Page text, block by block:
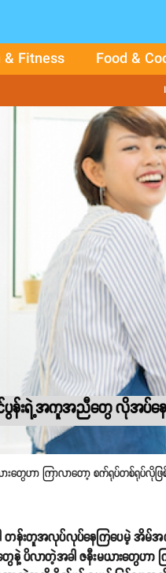
Fitness Food &
င်ပွန်းရဲ့အကူအညီတွေ လိုအပ်န
တွေဟာ ကြာလာတော့ စက်ရုပ်တစ်ရုပ်လိုဖ
ပါ တန်းတူအလုပ်လုပ်နေကြပေမဲ့ အိ
နဲ့ ပိလာတဲ့အခါ ဇနီးမယားတွေဟာ